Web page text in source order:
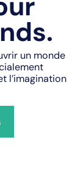
un monde
l’imagination